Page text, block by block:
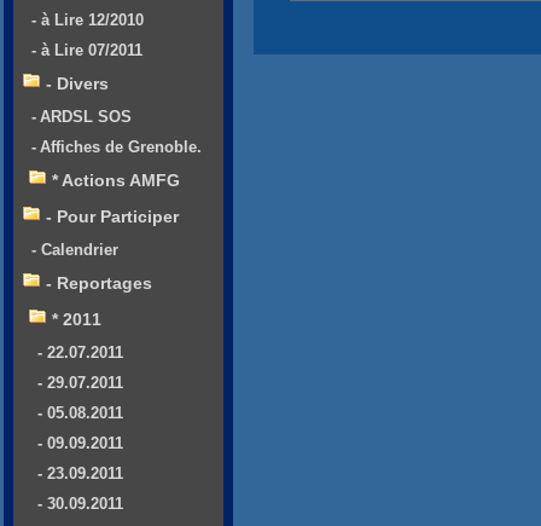
- à Lire 12/2010
- à Lire 07/2011
- Divers
- ARDSL SOS
- Affiches de Grenoble.
* Actions AMFG
- Pour Participer
- Calendrier
- Reportages
* 2011
- 22.07.2011
- 29.07.2011
- 05.08.2011
- 09.09.2011
- 23.09.2011
- 30.09.2011